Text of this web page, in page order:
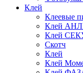
Клей
Клеевые
Клей
Клей
Скотч
Клей
Клей